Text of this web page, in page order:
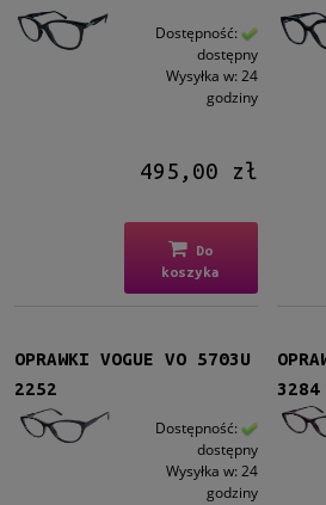
Dostępność:
dostępny
Wysyłka w: 24
godziny
495,00 zł
Do
koszyka
OPRAWKI VOGUE VO 5703U
2252
Dostępność:
dostępny
Wysyłka w: 24
godziny
3284